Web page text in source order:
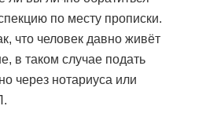
по месту прописки.
что человек давно живёт
в таком случае подать
через нотариуса или